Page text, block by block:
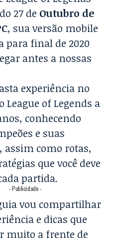
27 de Outubro de
, sua versão mobile
para final de 2020
antes a nossas
experiência no
League of Legends a
conhecendo
e suas
assim como rotas,
que você deve
partida.
- Publicidade -
vou compartilhar
e dicas que
muito a frente de